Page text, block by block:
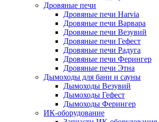
Дровяные печи
Дровяные печи Harvia
Дровяные печи Варвара
Дровяные печи Везувий
Дровяные печи Гефест
Дровяные печи Радуга
Дровяные печи Ферингер
Дровяные печи Этна
Дымоходы для бани и сауны
Дымоходы Везувий
Дымоходы Гефест
Дымоходы Ферингер
ИК-оборудование